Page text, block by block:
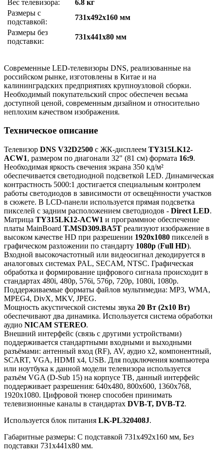
Вес телевизора:
6.8 кг
Размеры с
подставкой:
731x492x160 мм
Размеры без
подставки:
731x441x80 мм
Современные LED-телевизоры DNS, реализованные на
российском рынке, изготовлены в Китае и на
калининградских предприятиях крупноузловой сборки.
Необходимый покупательский спрос обеспечен весьма
доступной ценой, современным дизайном и относительно
неплохим качеством изображения.
Техническое описание
Телевизор DNS V32D2500 с ЖК-дисплеем TY315LK12-
ACW1, размером по диагонали 32" (81 см) формата 16:9.
Необходимая яркость свечения экрана 350 кд/м²
обеспечивается светодиодной подсветкой LED. Динамическая
контрастность 5000:1 достигается специальным контролем
работы светодиодов в зависимости от освещённости участков
в сюжете. В LCD-панели используется прямая подсветка
пикселей с задним расположением светодиодов - Direct LED.
Матрица TY315LK12-ACW1 и программное обеспечение
платы MainBoard T.MSD309.BA5T реализуют изображение в
высоком качестве HD при разрешении 1920x1080 пикселей в
графическом разложении по стандарту 1080p (Full HD).
Входной высокочастотный или видеосигнал декодируется в
аналоговых системах PAL, SECAM, NTSC. Графическая
обработка и формирование цифрового сигнала происходит в
стандартах 480i, 480p, 576i, 576p, 720p, 1080i, 1080p.
Поддерживаемые форматы файлов мультимедиа: MP3, WMA,
MPEG4, DivX, MKV, JPEG.
Мощность акустической системы звука 20 Вт (2x10 Вт)
обеспечивают два динамика. Используется система обработки
аудио NICAM STEREO.
Внешний интерфейс (связь с другими устройствами)
поддерживается стандартными входными и выходными
разъёмами: антенный вход (RF), AV, аудио x2, компонентный,
SCART, VGA, HDMI x4, USB. Для подключения компьютера
или ноутбука к данной модели телевизора используется
разъём VGA (D-Sub 15) на корпусе ТВ, данный интерфейс
поддерживает разрешения: 640x480, 800x600, 1360x768,
1920x1080. Цифровой тюнер способен принимать
телевизионные каналы в стандартах DVB-T, DVB-T2.
Используется блок питания LK-PL320408J.
Габаритные размеры: C подставкой 731x492x160 мм, Без
подставки 731x441x80 мм.